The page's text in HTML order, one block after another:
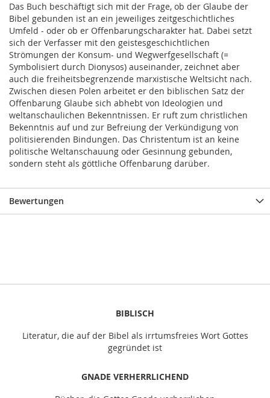
Das Buch beschäftigt sich mit der Frage, ob der Glaube der
Bibel gebunden ist an ein jeweiliges zeitgeschichtliches
Umfeld - oder ob er Offenbarungscharakter hat. Dabei setzt
sich der Verfasser mit den geistesgeschichtlichen
Strömungen der Konsum- und Wegwerfgesellschaft (=
Symbolisiert durch Dionysos) auseinander, zeichnet aber
auch die freiheitsbegrenzende marxistische Weltsicht nach.
Zwischen diesen Polen arbeitet er den biblischen Satz der
Offenbarung Glaube sich abhebt von Ideologien und
weltanschaulichen Bekenntnissen. Er ruft zum christlichen
Bekenntnis auf und zur Befreiung der Verkündigung von
politisierenden Bindungen. Das Christentum ist an keine
politische Weltanschauung oder Gesinnung gebunden,
sondern steht als göttliche Offenbarung darüber.
Bewertungen
BIBLISCH
Literatur, die auf der Bibel als irrtumsfreies Wort Gottes
gegründet ist
GNADE VERHERRLICHEND